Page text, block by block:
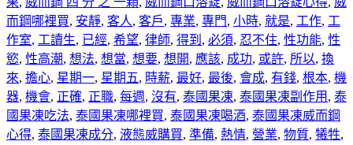
而鋼哪裡買, 安靜, 客人, 客戶, 專業, 專門, 小時, 就是, 工作, 工
作室, 工讀生, 已經, 希望, 律師, 得到 , 必須, 忍不住, 性功能, 性
慾, 性高潮, 想法, 想當, 想要, 想開, 應該, 成功, 或許, 所以, 換
來, 擔心, 星期一, 星期五, 時薪, 最好, 最後, 會成, 有錢, 根本, 機
器, 機會, 正確, 正職, 每週, 沒有, 泰國果凍, 泰國果凍副作用 , 泰
國果凍吃法, 泰國果凍哪裡買, 泰國果凍喝酒, 泰國果凍威而鋼
心得, 泰國果凍成分, 液態威購買, 準備, 熱情, 營業, 物質, 犧牲,